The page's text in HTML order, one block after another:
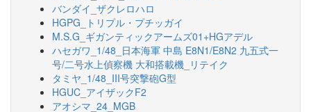
バンダイ_ザクレロハロ
HGPG_トリプル・プチッガイ
M.S.G_ギガンティックアームズ01+HGアデル
ハセガワ_1/48_日本海軍 中島 E8N1/E8N2 九五式一
号/二号水上偵察機 大和搭載機_リテイク
タミヤ_1/48_III号突撃砲G型
HGUC_アイザックF2
アオシマ_24_MGB